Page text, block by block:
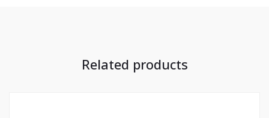
Related products